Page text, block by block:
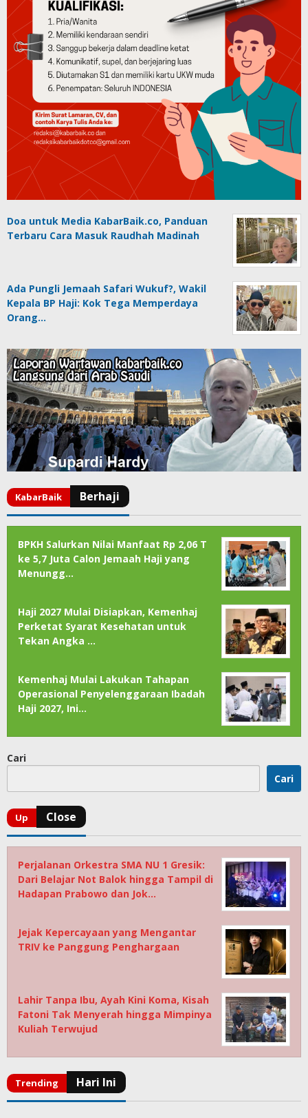
Doa untuk Media KabarBaik.co, Panduan
Terbaru Cara Masuk Raudhah Madinah
Ada Pungli Jemaah Safari Wukuf?, Wakil
Kepala BP Haji: Kok Tega Memperdaya
Orang…
BPKH Salurkan Nilai Manfaat Rp 2,06 T
ke 5,7 Juta Calon Jemaah Haji yang
Menungg…
Haji 2027 Mulai Disiapkan, Kemenhaj
Perketat Syarat Kesehatan untuk
Tekan Angka …
Kemenhaj Mulai Lakukan Tahapan
Operasional Penyelenggaraan Ibadah
Haji 2027, Ini…
Cari
Cari
Perjalanan Orkestra SMA NU 1 Gresik:
Dari Belajar Not Balok hingga Tampil di
Hadapan Prabowo dan Jok…
Jejak Kepercayaan yang Mengantar
TRIV ke Panggung Penghargaan
Lahir Tanpa Ibu, Ayah Kini Koma, Kisah
Fatoni Tak Menyerah hingga Mimpinya
Kuliah Terwujud